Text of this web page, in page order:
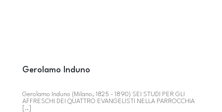
Gerolamo Induno
Gerolamo Induno (Milano, 1825 - 1890) SEI STUDI PER GLI
AFFRESCHI DEI QUATTRO EVANGELISTI NELLA PARROCCHIA
[..]